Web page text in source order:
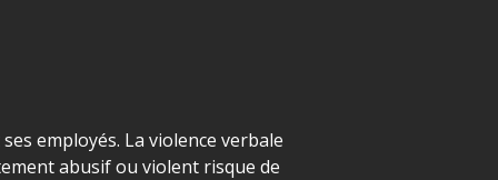
employés. La violence verbale
abusif ou violent risque de